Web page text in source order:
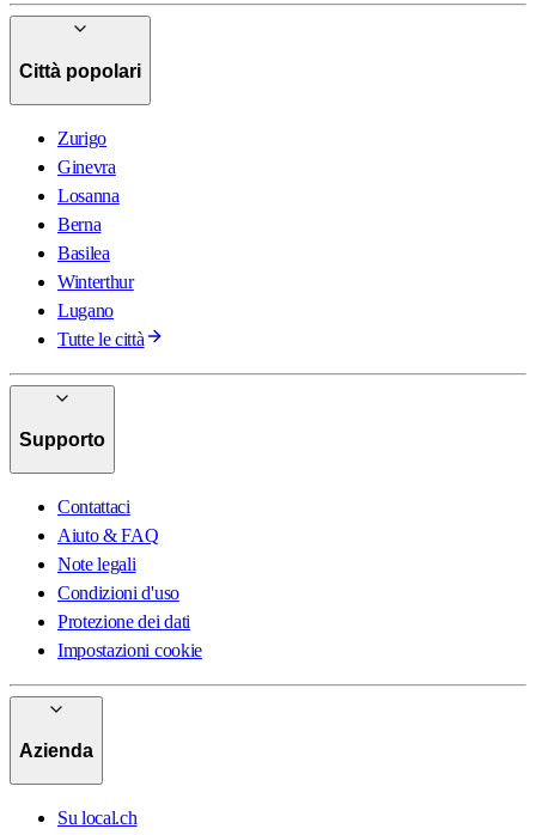
Città popolari
Zurigo
Ginevra
Losanna
Berna
Basilea
Winterthur
Lugano
Tutte le città
Supporto
Contattaci
Aiuto & FAQ
Note legali
Condizioni d'uso
Protezione dei dati
Impostazioni cookie
Azienda
Su local.ch